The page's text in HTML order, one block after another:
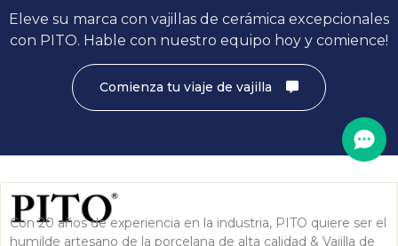
Eleve su marca con vajillas de cerámica excepcionales
con PITO. Hable con nuestro equipo hoy y comience!
Comienza tu viaje de vajilla
Con 20 años de experiencia en la industria, PITO quiere ser el
humilde artesano de la porcelana de alta calidad & Vajilla de